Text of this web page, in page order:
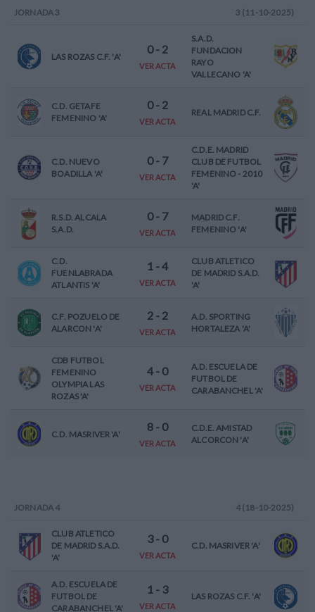
JORNADA 3 3 (11-10-2025)
LAS ROZAS C.F. 'A'
0- 2
VER ACTA
S.A.D.
FUNDACION
RAYO
VALLECANO 'A'
C.D. GETAFE
FEMENINO 'A'
0- 2
VER ACTA
REAL MADRID C.F.
C.D. NUEVO
BOADILLA 'A'
0- 7
VER ACTA
C.D.E. MADRID
CLUB DE FUTBOL
FEMENINO - 2010
'A'
R.S.D. ALCALA
S.A.D.
0- 7
VER ACTA
MADRID C.F.
FEMENINO 'A'
C.D.
FUENLABRADA
ATLANTIS 'A'
1 -4
VER ACTA
CLUB ATLETICO
DE MADRID S.A.D.
'A'
C.F. POZUELO DE
ALARCON 'A'
2- 2
VER ACTA
A.D. SPORTING
HORTALEZA 'A'
CDB FUTBOL
FEMENINO
OLYMPIA LAS
ROZAS 'A'
4- 0
VER ACTA
A.D. ESCUELA DE
FUTBOL DE
CARABANCHEL 'A'
C.D. MASRIVER 'A'
8- 0
VER ACTA
C.D.E. AMISTAD
ALCORCON 'A'
JORNADA 4 4 (18-10-2025)
CLUB ATLETICO
DE MADRID S.A.D.
'A'
3- 0
VER ACTA
C.D. MASRIVER 'A'
A.D. ESCUELA DE
FUTBOL DE
CARABANCHEL 'A'
1 - 3
VER ACTA
LAS ROZAS C.F. 'A'